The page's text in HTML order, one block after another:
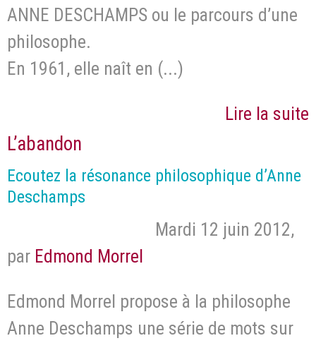
ANNE DESCHAMPS ou le parcours d’une
philosophe.
En 1961, elle naît en (...)
Lire la suite
L’abandon
Ecoutez la résonance philosophique d’Anne
Deschamps
Mardi 12 juin 2012,
par Edmond Morrel
Edmond Morrel propose à la philosophe
Anne Deschamps une série de mots sur